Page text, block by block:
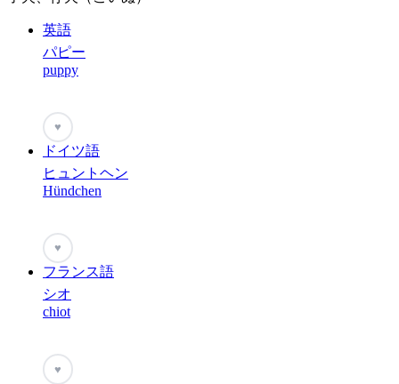
英語
パピー
puppy
♥
ドイツ語
ヒュントヘン
Hündchen
♥
フランス語
シオ
chiot
♥